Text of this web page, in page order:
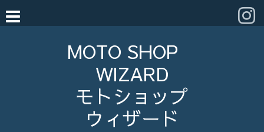
MOTO SHOP
WIZARD
モトショップ
ウィザード